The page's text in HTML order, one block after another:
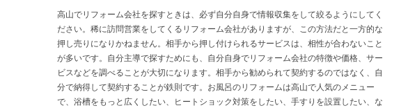
高山でリフォーム会社を探すときは、必ず自分自身で情報収集をして絞るようにしてく
ださい。稀に訪問営業をしてくるリフォーム会社がありますが、この方法だと一方的な
押し売りになりかねません。相手から押し付けられるサービスは、相性が合わないこと
が多いです。自分主導で探すためにも、自分自身でリフォーム会社の特徴や価格、サー
ビスなどを調べることが大切になります。相手から勧められて契約するのではなく、自
分で納得して契約することが鉄則です。お風呂のリフォームは高山で人気のメニュー
で、浴槽をもっと広くしたい、ヒートショック対策をしたい、手すりを設置したい、な